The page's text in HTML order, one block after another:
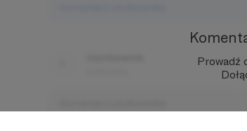
Prowadź